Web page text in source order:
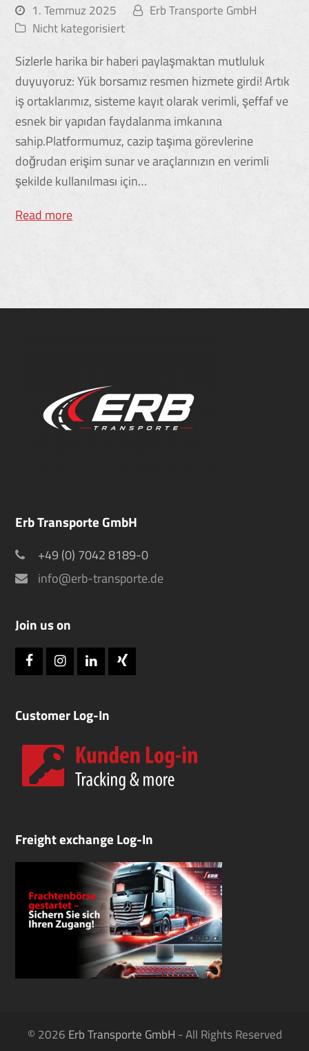
1. Temmuz 2025
Erb Transporte GmbH
Nicht kategorisiert
Sizlerle harika bir haberi paylaşmaktan mutluluk
duyuyoruz: Yük borsamız resmen hizmete girdi! Artık
iş ortaklarımız, sisteme kayıt olarak verimli, şeffaf ve
esnek bir yapıdan faydalanma imkanına
sahip.Platformumuz, cazip taşıma görevlerine
doğrudan erişim sunar ve araçlarınızın en verimli
şekilde kullanılması için…
Read more
Erb Transporte GmbH
+49 (0) 7042 8189-0
info@erb-transporte.de
Join us on
FacebookInstagramLinkedInXing
Customer Log-In
Freight exchange Log-In
© 2026 Erb Transporte GmbH - All Rights Reserved